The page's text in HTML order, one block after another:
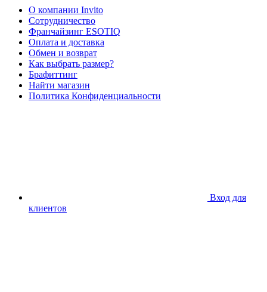
О компании Invito
Сотрудничество
Франчайзинг ESOTIQ
Оплата и доставка
Обмен и возврат
Как выбрать размер?
Брафиттинг
Найти магазин
Политика Конфиденциальности
Вход для
клиентов